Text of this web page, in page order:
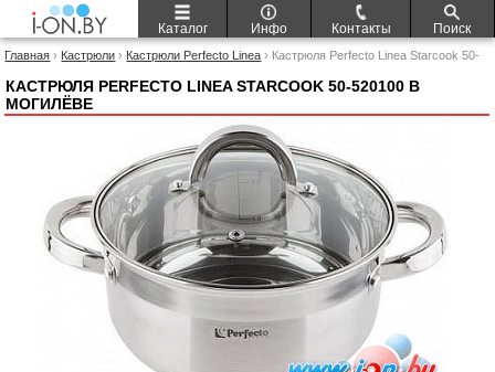
Каталог Инфо Контакты Поиск
Главная › Кастрюли › Кастрюли Perfecto Linea › Кастрюля Perfecto Linea Starcook 50-
КАСТРЮЛЯ PERFECTO LINEA STARCOOK 50-520100 В
МОГИЛЁВЕ